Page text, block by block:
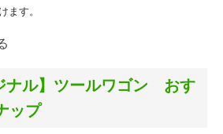
ます。
ナル】ツールワゴン おす
ップ